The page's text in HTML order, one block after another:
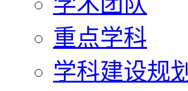
重点学科
学科建设规划